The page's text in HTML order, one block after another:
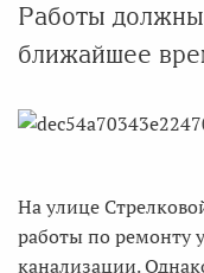
Работы
ближайшее
На улице
работы по ремонту
канализации.